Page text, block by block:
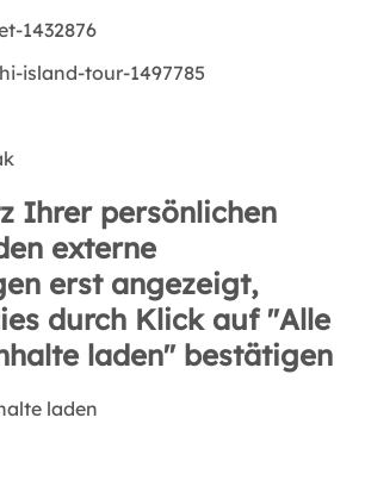
Ihrer persönlichen
externe
erst angezeigt,
durch Klick auf "Alle
laden" bestätigen
laden